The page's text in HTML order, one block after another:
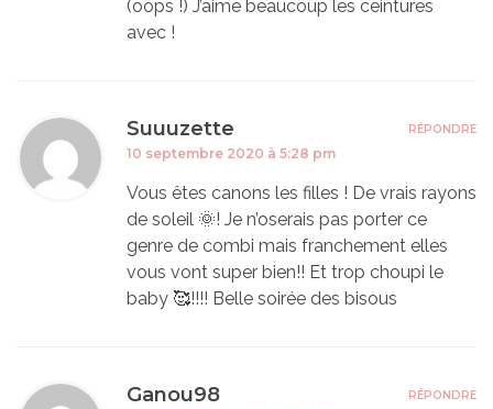
(oops !) J’aime beaucoup les ceintures
avec !
Suuuzette
10 septembre 2020 à 5:28 pm
Vous êtes canons les filles ! De vrais rayons
de soleil 🌞! Je n’oserais pas porter ce
genre de combi mais franchement elles
vous vont super bien!! Et trop choupi le
baby 🥰!!!! Belle soirée des bisous
RÉPONDRE
Ganou98 RÉPONDRE